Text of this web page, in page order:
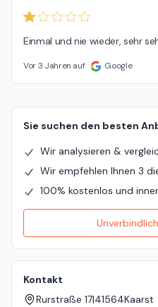
Einmal und nie wieder, sehr
Vor 3 Jahren auf Google
Sie suchen den besten
Wir analysieren &
Wir empfehlen Ihnen 3
100% kostenlos und
Kontakt
Rurstraße 17|41564Kaarst